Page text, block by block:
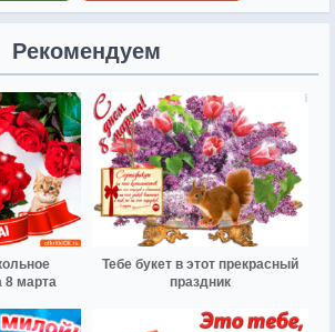
Рекомендуем
8 марта
Тебе букет в этот прекрасный
праздник